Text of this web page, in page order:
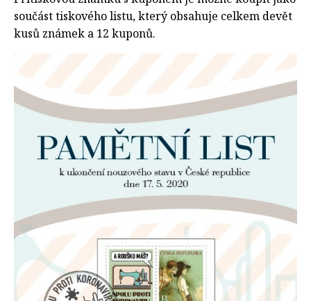
součást tiskového listu, který obsahuje celkem devět
kusů známek a 12 kuponů.